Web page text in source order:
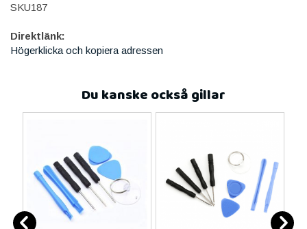
SKU187
Direktlänk:
Högerklicka och kopiera adressen
Du kanske också gillar